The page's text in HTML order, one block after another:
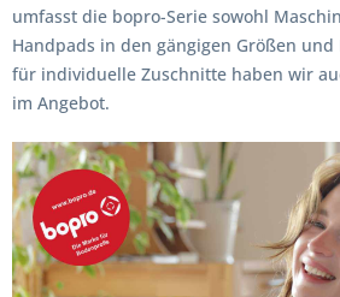
umfasst die bopro-Serie sowohl
Handpads in den gängigen Größen und
für individuelle Zuschnitte haben wir
im Angebot.